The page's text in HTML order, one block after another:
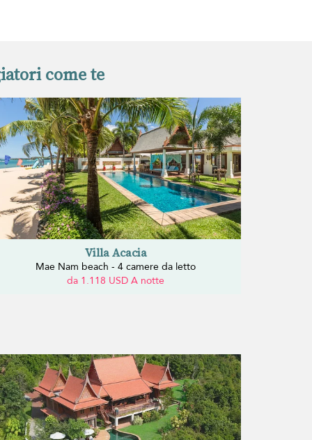
come te
Villa Acacia
Mae Nam beach - 4 camere da letto
da 1.118 USD A notte